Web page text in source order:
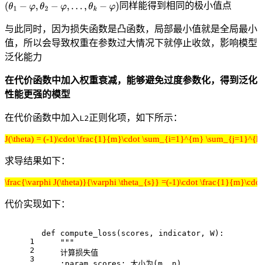
同样能得到相同的极小值点
与此同时，因为损失函数是凸函数，局部最小值就是全局最小
值，所以会导致权重在参数过大情况下就停止收敛，影响模型
泛化能力
在代价函数中加入权重衰减，能够避免过度参数化，得到泛化
性能更强的模型
在代价函数中加入 L2正则化项，如下所示：
J(\theta) = (-1)\cdot \frac{1}{m}\cdot \sum_{i=1}^{m}
求导结果如下：
\frac{\varphi J(\theta)}{\varphi \theta_{s}} =(-1)\cdot
代价实现如下：
1
2
3
def compute_loss(scores, indicator, W):
    """
    计算损失值